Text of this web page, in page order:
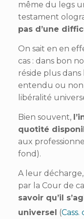
même du legs
testament
pas d’une
On sait en en
cas : dans bon
réside plus
entendu ou non
libéralité
Bien souvent,
quotité
aux
fond).
A leur
par la Cour de
savoir qu’il
universel (Cass.